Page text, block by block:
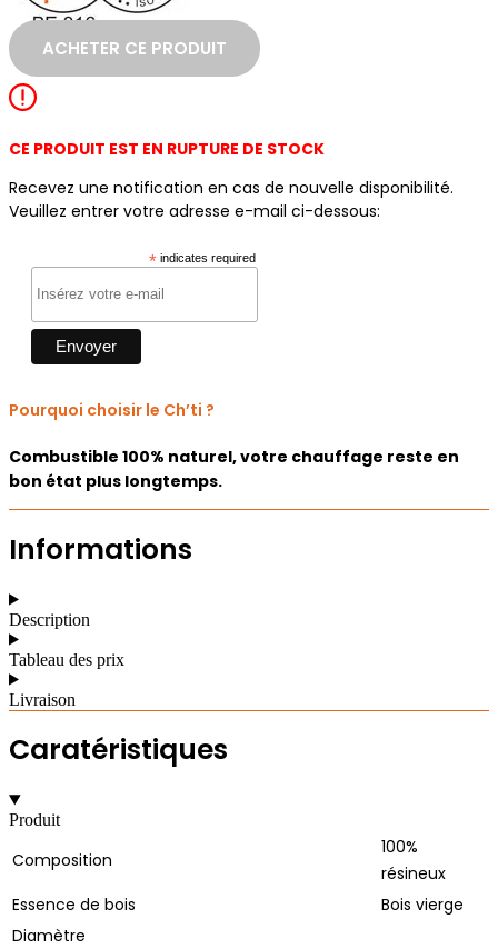
ACHETER CE PRODUIT
CE PRODUIT EST EN RUPTURE DE STOCK
Recevez une notification en cas de nouvelle disponibilité.
Veuillez entrer votre adresse e-mail ci-dessous:
*indicates required
Pourquoi choisir le Ch’ti ?
Combustible 100% naturel, votre chauffage reste en
bon état plus longtemps.
Informations
Description
Tableau des prix
Livraison
Caratéristiques
Produit
Composition
100%
résineux
Essence de bois
Bois vierge
Diamètre